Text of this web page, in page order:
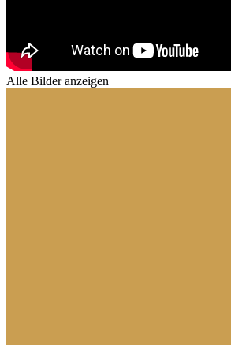
Alle Bilder anzeigen